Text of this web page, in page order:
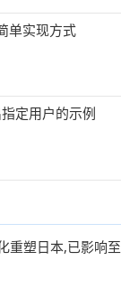
单实现方式
定用户的示例
重塑日本,已影响至